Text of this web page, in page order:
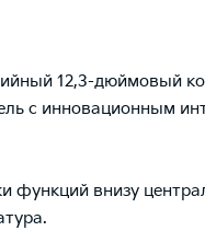
12,3-дюймовый
с инновационным
функций внизу